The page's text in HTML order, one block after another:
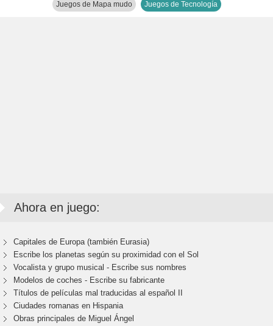
Juegos de Mapa mudo Juegos de Tecnología
Ahora en juego:
Capitales de Europa (también Eurasia)
Escribe los planetas según su proximidad con el Sol
Vocalista y grupo musical - Escribe sus nombres
Modelos de coches - Escribe su fabricante
Títulos de películas mal traducidas al español II
Ciudades romanas en Hispania
Obras principales de Miguel Ángel